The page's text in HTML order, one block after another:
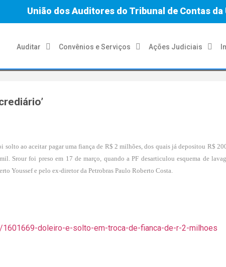
União dos Auditores do Tribunal de Contas da
Auditar Convênios e Serviços Ações Judiciais
solto ao aceitar pagar uma fiança de R$ 2 milhões, dos quais já depositou R$
Srour foi preso em 17 de março, quando a PF desarticulou esquema de
Youssef e pelo ex-diretor da Petrobras Paulo Roberto Costa.
doleiro-e-solto-em-troca-de-fianca-de-r-2-milhoes